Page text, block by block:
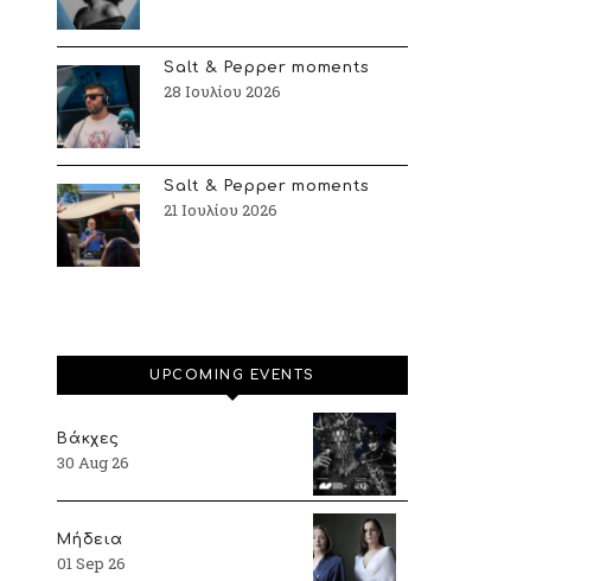
Salt & Pepper moments
28 Ιουλίου 2026
Salt & Pepper moments
21 Ιουλίου 2026
UPCOMING EVENTS
Βάκχες
30 Aug 26
Μήδεια
01 Sep 26